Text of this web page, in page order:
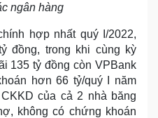
ngân hàng
hợp nhất quý I/2022,
đồng, trong khi cùng kỳ
135 tỷ đồng còn VPBank
hơn 66 tỷ/quý I năm
của cả 2 nhà băng
không có chứng khoán